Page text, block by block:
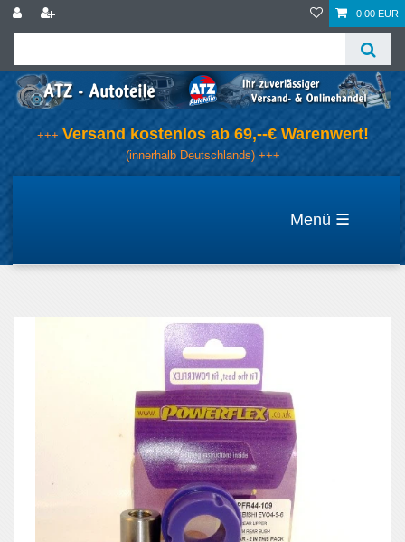
0,00 EUR
+++ Versand kostenlos ab 69,--€ Warenwert!
(innerhalb Deutschlands) +++
☰